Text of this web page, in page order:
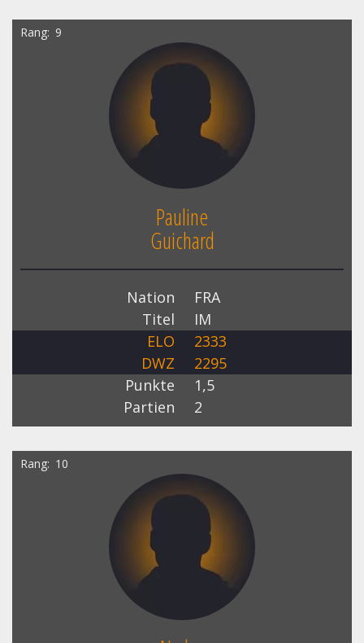
Rang 9
Pauline
Guichard
Nation
FRA
Titel
IM
ELO
2333
DWZ
2295
Punkte
1,5
Partien
2
Rang 10